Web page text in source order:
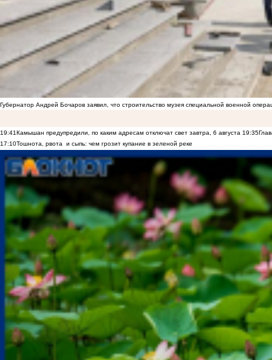
Губернатор Андрей Бочаров заявил, что строительство музея специальной военной
19:41Камышан предупредили, по каким адресам отключат свет завтра, 6 августа 19:35
17:10Тошнота, рвота и сыпь: чем грозит купание в зеленой реке